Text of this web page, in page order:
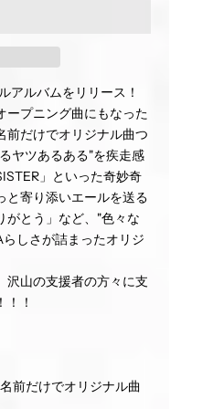
アルバムをリリース！
ープニング曲にもなった
前だけでオリジナル曲つ
ヤツあるある"を疾走感
」といった奇妙奇
と寄り添いエールを送る
がとう」など、"色々な
しさが詰まったオリジ
沢山の支援者の方々に支
！
前だけでオリジナル曲